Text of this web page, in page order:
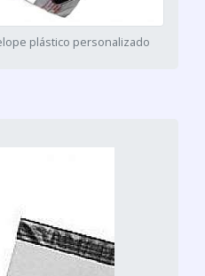
plástico personalizado